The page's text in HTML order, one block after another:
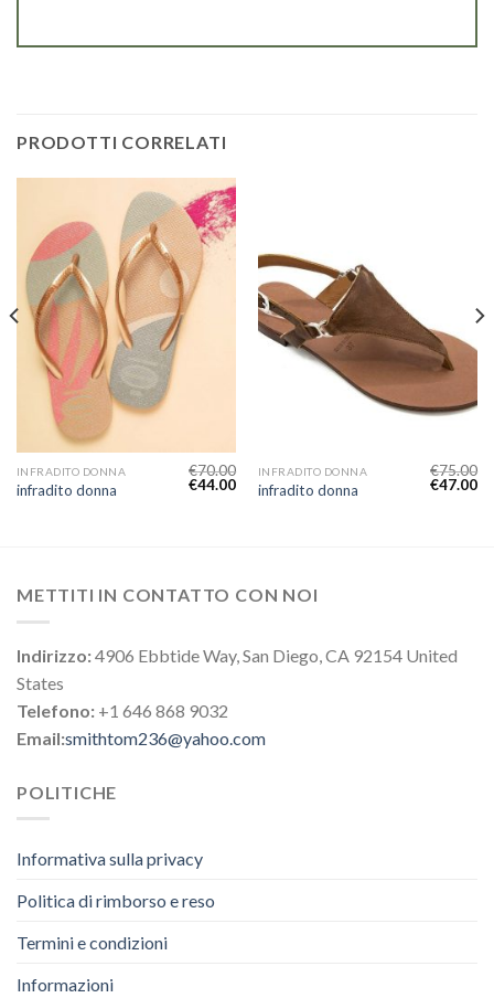
PRODOTTI CORRELATI
INFRADITO DONNA
infradito donna
€70.00
€44.00
INFRADITO DONNA
infradito donna
€75.00
€47.00
METTITI IN CONTATTO CON NOI
Indirizzo:4906 Ebbtide Way, San Diego, CA 92154 United
States
Telefono: +1 646 868 9032
Email:smithtom236@yahoo.com
POLITICHE
Informativa sulla privacy
Politica di rimborso e reso
Termini e condizioni
Informazioni